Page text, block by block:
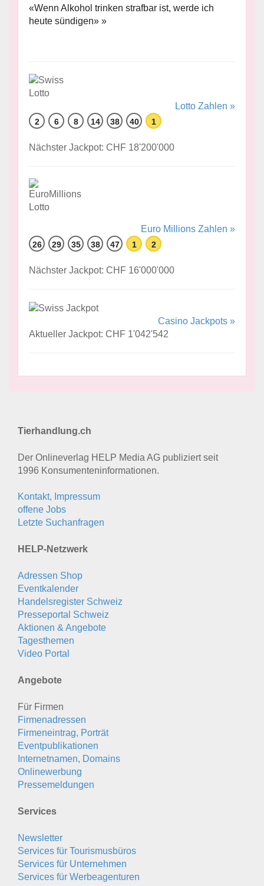
«Wenn Alkohol trinken strafbar ist, werde ich
heute sündigen» »
Lotto Zahlen »
2 6 8 14 38 40 1
Nächster Jackpot: CHF 18'200'000
Euro Millions Zahlen »
26 29 35 38 47 1 2
Nächster Jackpot: CHF 16'000'000
Casino Jackpots »
Aktueller Jackpot: CHF 1'042'542
Tierhandlung.ch
Der Onlineverlag HELP Media AG publiziert seit
1996 Konsumenten­informationen.
Kontakt, Impressum
offene Jobs
Letzte Suchanfragen
HELP-Netzwerk
Adressen Shop
Eventkalender
Handelsregister Schweiz
Presseportal Schweiz
Aktionen & Angebote
Tagesthemen
Video Portal
Angebote
Für Firmen
Firmenadressen
Firmeneintrag, Porträt
Eventpublikationen
Internetnamen, Domains
Onlinewerbung
Pressemeldungen
Services
Newsletter
Services für Tourismusbüros
Services für Unternehmen
Services für Werbeagenturen